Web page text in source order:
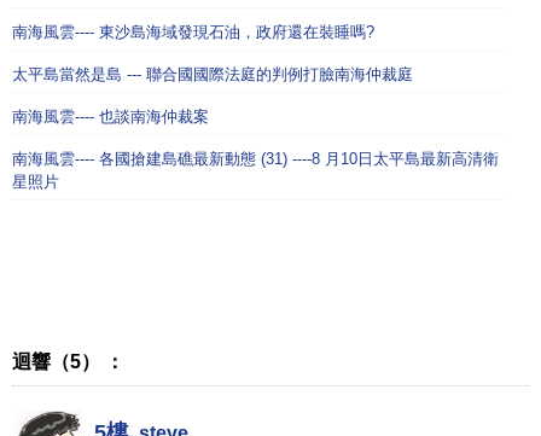
南海風雲---- 東沙島海域發現石油，政府還在裝睡嗎?
太平島當然是島 --- 聯合國國際法庭的判例打臉南海仲裁庭
南海風雲---- 也談南海仲裁案
南海風雲---- 各國搶建島礁最新動態 (31) ----8 月10日太平島最新高清衛
星照片
迴響（5） ：